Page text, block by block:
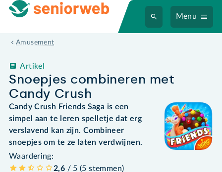
Menu
Amusement
Snoepjes combineren met
Candy Crush
Artikel
Candy Crush Friends Saga is een
simpel aan te leren spelletje dat erg
verslavend kan zijn. Combineer
snoepjes om te ze laten verdwijnen.
Waardering:
2,6 / 5 (5 stemmen)